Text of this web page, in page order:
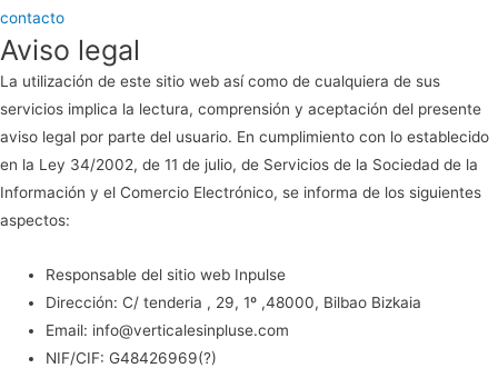
contacto
Aviso legal
La utilización de este sitio web así como de cualquiera de sus
servicios implica la lectura, comprensión y aceptación del presente
aviso legal por parte del usuario. En cumplimiento con lo establecido
en la Ley 34/2002, de 11 de julio, de Servicios de la Sociedad de la
Información y el Comercio Electrónico, se informa de los siguientes
aspectos:
Responsable del sitio web Inpulse
Dirección: C/ tenderia , 29, 1º ,48000, Bilbao Bizkaia
Email: info@verticalesinpluse.com
NIF/CIF: G48426969(?)